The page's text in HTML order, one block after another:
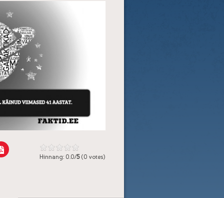
Hinnang: 0.0/5(0 votes)